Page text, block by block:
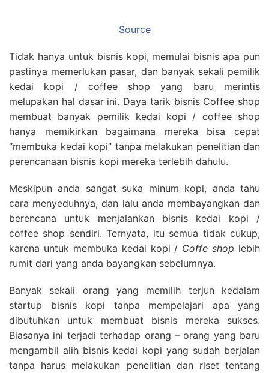
Source
Tidak hanya untuk bisnis kopi, memulai bisnis apa pun
pastinya memerlukan pasar, dan banyak sekali pemilik
kedai kopi / coffee shop yang baru merintis
melupakan hal dasar ini. Daya tarik bisnis Coffee shop
membuat banyak pemilik kedai kopi / coffee shop
hanya memikirkan bagaimana mereka bisa cepat
“membuka kedai kopi” tanpa melakukan penelitian dan
perencanaan bisnis kopi mereka terlebih dahulu.
Meskipun anda sangat suka minum kopi, anda tahu
cara menyeduhnya, dan lalu anda membayangkan dan
berencana untuk menjalankan bisnis kedai kopi /
coffee shop sendiri. Ternyata, itu semua tidak cukup,
karena untuk membuka kedai kopi / Coffe shop lebih
rumit dari yang anda bayangkan sebelumnya.
Banyak sekali orang yang memilih terjun kedalam
startup bisnis kopi tanpa mempelajari apa yang
dibutuhkan untuk membuat bisnis mereka sukses.
Biasanya ini terjadi terhadap orang – orang yang baru
mengambil alih bisnis kedai kopi yang sudah berjalan
tanpa harus melakukan penelitian dan riset tentang